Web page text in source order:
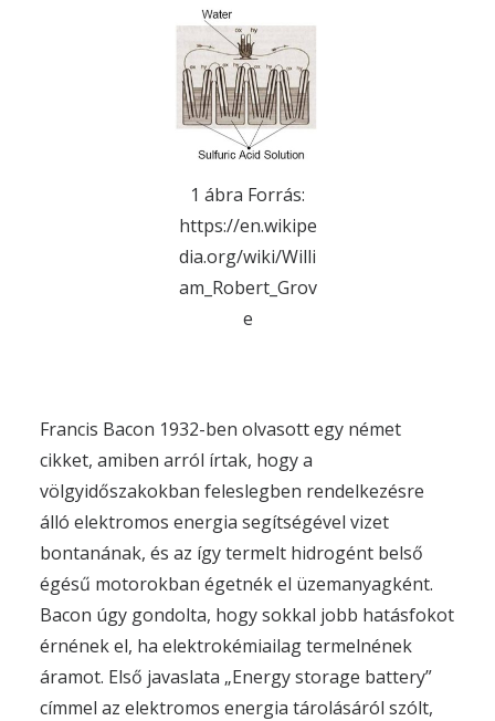
1 ábra Forrás:
https://en.wikipe
dia.org/wiki/Willi
am_Robert_Grov
e
Francis Bacon 1932-ben olvasott egy német
cikket, amiben arról írtak, hogy a
völgyidőszakokban feleslegben rendelkezésre
álló elektromos energia segítségével vizet
bontanának, és az így termelt hidrogént belső
égésű motorokban égetnék el üzemanyagként.
Bacon úgy gondolta, hogy sokkal jobb hatásfokot
érnének el, ha elektrokémiailag termelnének
áramot. Első javaslata „Energy storage battery”
címmel az elektromos energia tárolásáról szólt,